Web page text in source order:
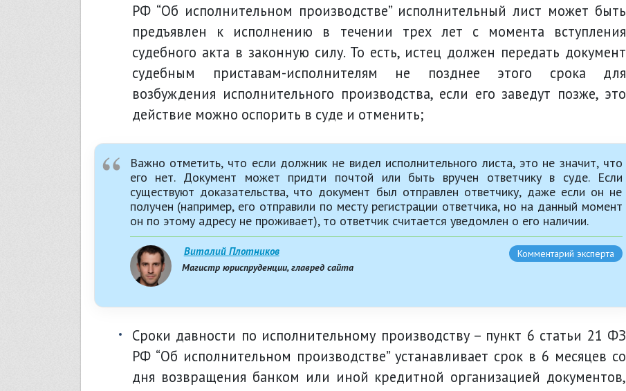
РФ “Об исполнительном производстве” исполнительный лист может быть
предъявлен к исполнению в течении трех лет с момента вступления
судебного акта в законную силу. То есть, истец должен передать документ
судебным приставам-исполнителям не позднее этого срока для
возбуждения исполнительного производства, если его заведут позже, это
действие можно оспорить в суде и отменить;
Важно отметить, что если должник не видел исполнительного листа, это не значит, что
его нет. Документ может придти почтой или быть вручен ответчику в суде. Если
существуют доказательства, что документ был отправлен ответчику, даже если он не
получен (например, его отправили по месту регистрации ответчика, но на данный момент
он по этому адресу не проживает), то ответчик считается уведомлен о его наличии.
Виталий Плотников
Магистр юриспруденции, главред сайта
Комментарий эксперта
сроки давности по исполнительному производству – пункт 6 статьи 21 ФЗ
РФ “Об исполнительном производстве” устанавливает срок в 6 месяцев со
дня возвращения банком или иной кредитной организацией документов,